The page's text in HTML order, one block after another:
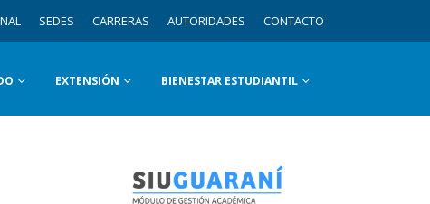
SEDES CARRERAS AUTORIDADES CONTACTO
EXTENSIÓN BIENESTAR ESTUDIANTIL